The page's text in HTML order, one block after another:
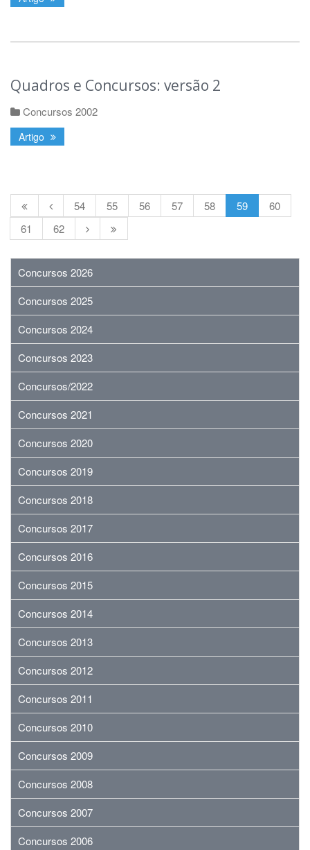
Quadros e Concursos: versão 2
Concursos 2002
Artigo
54 55 56 57 58 59
60
61
62
Concursos 2026
Concursos 2025
Concursos 2024
Concursos 2023
Concursos/2022
Concursos 2021
Concursos 2020
Concursos 2019
Concursos 2018
Concursos 2017
Concursos 2016
Concursos 2015
Concursos 2014
Concursos 2013
Concursos 2012
Concursos 2011
Concursos 2010
Concursos 2009
Concursos 2008
Concursos 2007
Concursos 2006